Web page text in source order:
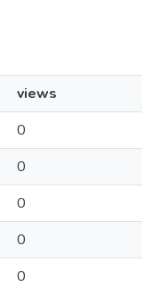
views
0
0
0
0
0